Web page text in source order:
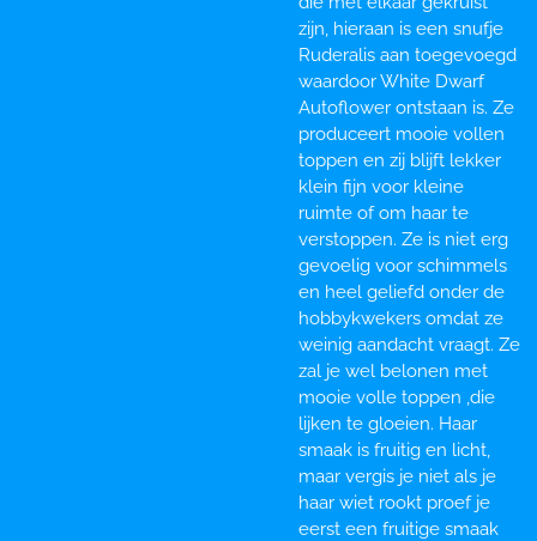
zijn, hieraan is een snufje
Ruderalis aan toegevoegd
waardoor White Dwarf
Autoflower ontstaan is. Ze
produceert mooie vollen
toppen en zij blijft lekker
klein fijn voor kleine
ruimte of om haar te
verstoppen. Ze is niet erg
gevoelig voor schimmels
en heel geliefd onder de
hobbykwekers omdat ze
weinig aandacht vraagt. Ze
zal je wel belonen met
mooie volle toppen ,die
lijken te gloeien. Haar
smaak is fruitig en licht,
maar vergis je niet als je
haar wiet rookt proef je
eerst een fruitige smaak